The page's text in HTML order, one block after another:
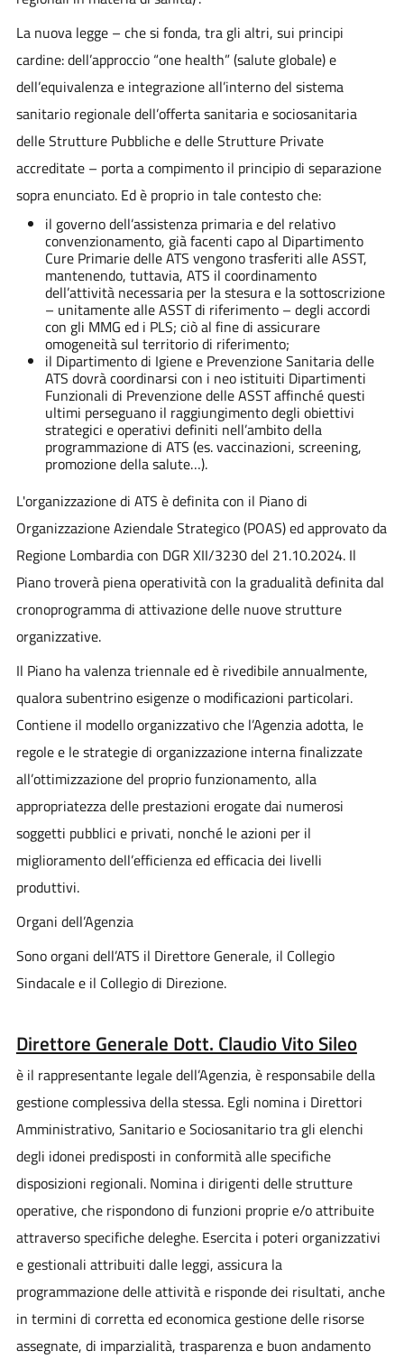
La nuova legge – che si fonda, tra gli altri, sui principi
cardine: dell’approccio “one health” (salute globale) e
dell’equivalenza e integrazione all’interno del sistema
sanitario regionale dell’offerta sanitaria e sociosanitaria
delle Strutture Pubbliche e delle Strutture Private
accreditate – porta a compimento il principio di separazione
sopra enunciato. Ed è proprio in tale contesto che:
il governo dell’assistenza primaria e del relativo
convenzionamento, già facenti capo al Dipartimento
Cure Primarie delle ATS vengono trasferiti alle ASST,
mantenendo, tuttavia, ATS il coordinamento
dell’attività necessaria per la stesura e la sottoscrizione
– unitamente alle ASST di riferimento – degli accordi
con gli MMG ed i PLS; ciò al fine di assicurare
omogeneità sul territorio di riferimento;
il Dipartimento di Igiene e Prevenzione Sanitaria delle
ATS dovrà coordinarsi con i neo istituiti Dipartimenti
Funzionali di Prevenzione delle ASST affinché questi
ultimi perseguano il raggiungimento degli obiettivi
strategici e operativi definiti nell’ambito della
programmazione di ATS (es. vaccinazioni, screening,
promozione della salute…).
L'organizzazione di ATS è definita con il Piano di
Organizzazione Aziendale Strategico (POAS) ed approvato da
Regione Lombardia con DGR XII/3230 del 21.10.2024. Il
Piano troverà piena operatività con la gradualità definita dal
cronoprogramma di attivazione delle nuove strutture
organizzative.
Il Piano ha valenza triennale ed è rivedibile annualmente,
qualora subentrino esigenze o modificazioni particolari.
Contiene il modello organizzativo che l’Agenzia adotta, le
regole e le strategie di organizzazione interna finalizzate
all’ottimizzazione del proprio funzionamento, alla
appropriatezza delle prestazioni erogate dai numerosi
soggetti pubblici e privati, nonché le azioni per il
miglioramento dell’efficienza ed efficacia dei livelli
produttivi.
Organi dell’Agenzia
Sono organi dell’ATS il Direttore Generale, il Collegio
Sindacale e il Collegio di Direzione.
Direttore Generale Dott. Claudio Vito Sileo
è il rappresentante legale dell’Agenzia, è responsabile della
gestione complessiva della stessa. Egli nomina i Direttori
Amministrativo, Sanitario e Sociosanitario tra gli elenchi
degli idonei predisposti in conformità alle specifiche
disposizioni regionali. Nomina i dirigenti delle strutture
operative, che rispondono di funzioni proprie e/o attribuite
attraverso specifiche deleghe. Esercita i poteri organizzativi
e gestionali attribuiti dalle leggi, assicura la
programmazione delle attività e risponde dei risultati, anche
in termini di corretta ed economica gestione delle risorse
assegnate, di imparzialità, trasparenza e buon andamento